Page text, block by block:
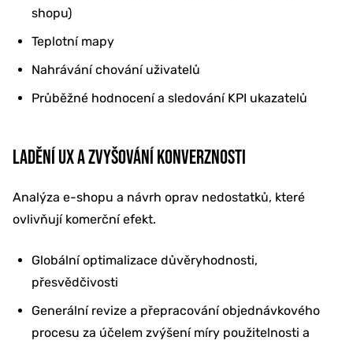
shopu)
Teplotní mapy
Nahrávání chování uživatelů
Průběžné hodnocení a sledování KPI ukazatelů
LADĚNÍ UX A ZVYŠOVÁNÍ KONVERZNOSTI
Analýza e-shopu a návrh oprav nedostatků, které
ovlivňují komerční efekt.
Globální optimalizace důvěryhodnosti,
přesvědčivosti
Generální revize a přepracování objednávkového
procesu za účelem zvýšení míry použitelnosti a